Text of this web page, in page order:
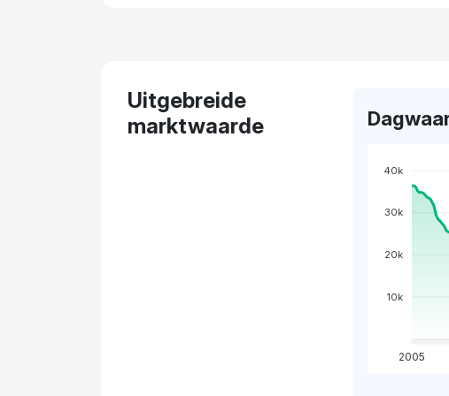
Uitgebreide
marktwaarde
40k
30k
20k
10k
2005